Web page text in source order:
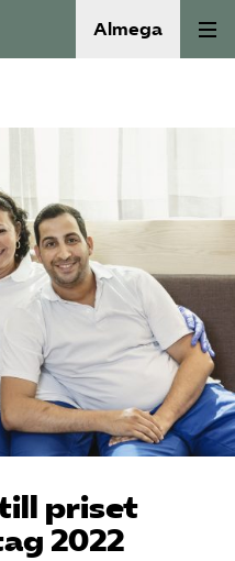
Almega
priset
2022